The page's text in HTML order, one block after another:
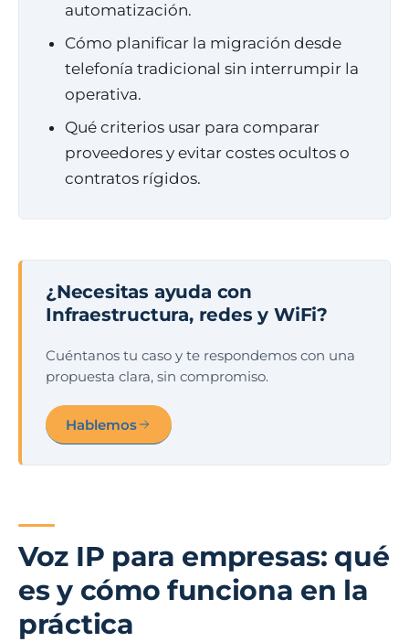
automatización.
Cómo planificar la migración desde
telefonía tradicional sin interrumpir la
operativa.
Qué criterios usar para comparar
proveedores y evitar costes ocultos o
contratos rígidos.
¿Necesitas ayuda con
Infraestructura, redes y WiFi?
Cuéntanos tu caso y te respondemos con una
propuesta clara, sin compromiso.
Hablemos
Voz IP para empresas: qué
es y cómo funciona en la
práctica